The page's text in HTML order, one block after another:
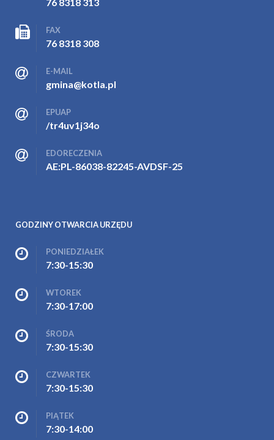
FAX
76 8318 308
E-MAIL
gmina@kotla.pl
EPUAP
/tr4uv1j34o
EDORECZENIA
AE:PL-86038-82245-AVDSF-25
GODZINY OTWARCIA URZĘDU
PONIEDZIAŁEK
7:30-15:30
WTOREK
7:30-17:00
ŚRODA
7:30-15:30
CZWARTEK
7:30-15:30
PIĄTEK
7:30-14:00